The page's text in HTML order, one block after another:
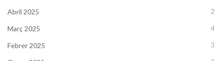
Abril 2025 2
Març 2025 4
Febrer 2025 3